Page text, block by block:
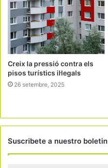
Creix la pressió contra els
pisos turístics il·legals
26 setembre, 2025
Suscribete a nuestro boletin